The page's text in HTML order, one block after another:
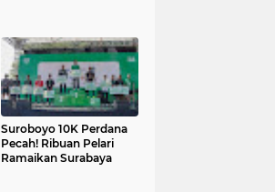
Suroboyo 10K Perdana
Pecah! Ribuan Pelari
Ramaikan Surabaya